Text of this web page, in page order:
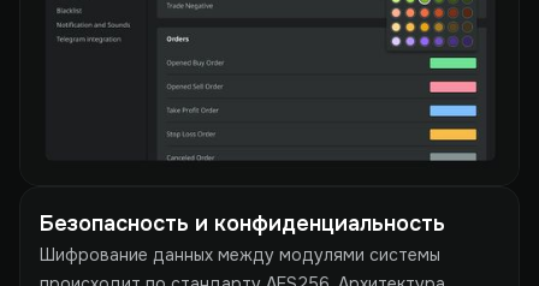
Безопасность и конфиденциальность
Шифрование данных между модулями системы